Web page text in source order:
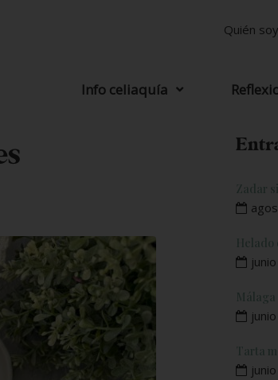
Quién soy
Info celiaquía
Zadar
Helado
Málaga
Tarta